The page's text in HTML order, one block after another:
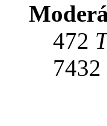
472
7432